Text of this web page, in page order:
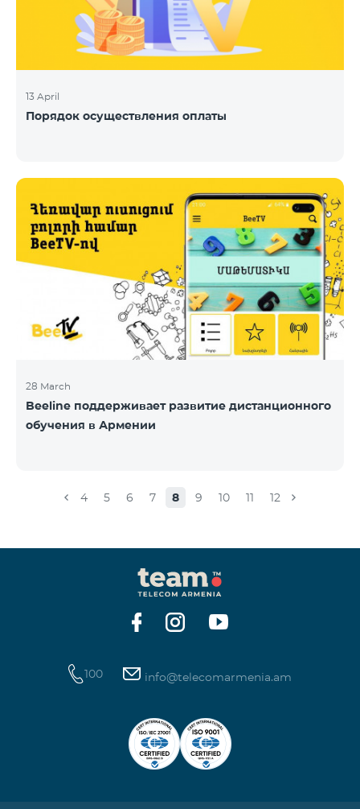
13 April
Порядок осуществления оплаты
28 March
Beeline поддерживает развитие дистанционного
обучения в Армении
4 5 6 7 8 9 10 11 12
100 info@telecomarmenia.am